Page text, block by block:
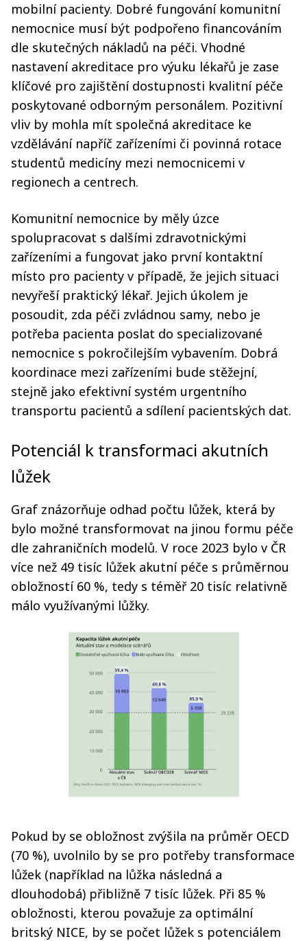
mobilní pacienty. Dobré fungování komunitní
nemocnice musí být podpořeno financováním
dle skutečných nákladů na péči. Vhodné
nastavení akreditace pro výuku lékařů je zase
klíčové pro zajištění dostupnosti kvalitní péče
poskytované odborným personálem. Pozitivní
vliv by mohla mít společná akreditace ke
vzdělávání napříč zařízeními či povinná rotace
studentů medicíny mezi nemocnicemi v
regionech a centrech.
Komunitní nemocnice by měly úzce
spolupracovat s dalšími zdravotnickými
zařízeními a fungovat jako první kontaktní
místo pro pacienty v případě, že jejich situaci
nevyřeší praktický lékař. Jejich úkolem je
posoudit, zda péči zvládnou samy, nebo je
potřeba pacienta poslat do specializované
nemocnice s pokročilejším vybavením. Dobrá
koordinace mezi zařízeními bude stěžejní,
stejně jako efektivní systém urgentního
transportu pacientů a sdílení pacientských dat.
Potenciál k transformaci akutních
lůžek
Graf znázorňuje odhad počtu lůžek, která by
bylo možné transformovat na jinou formu péče
dle zahraničních modelů. V roce 2023 bylo v ČR
více než 49 tisíc lůžek akutní péče s průměrnou
obložností 60 %, tedy s téměř 20 tisíc relativně
málo využívanými lůžky.
Pokud by se obložnost zvýšila na průměr OECD
(70 %), uvolnilo by se pro potřeby transformace
lůžek (například na lůžka následná a
dlouhodobá) přibližně 7 tisíc lůžek. Při 85 %
obložnosti, kterou považuje za optimální
britský NICE, by se počet lůžek s potenciálem